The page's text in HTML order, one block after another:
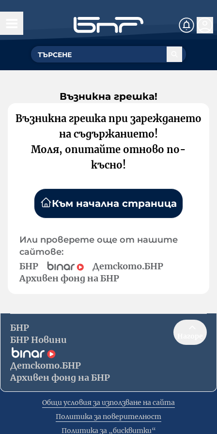
Възникна грешка!
Възникна грешка при зареждането
на съдържанието!
Моля, опитайте отново по-
късно!
Към начална страница
Или проверете още от нашите
сайтове:
БНР
Детското.БНР
Архивен фонд на БНР
БНР
БНР Новини
Детското.БНР
Архивен фонд на БНР
Общи условия за използване на сайта
Политика за поверителност
Политика за „бисквитки“